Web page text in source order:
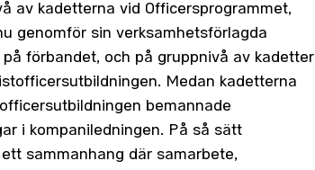
av kadetterna vid Officersprogrammet,
genomför sin verksamhetsförlagda
förbandet, och på gruppnivå av kadetter
Medan kadetterna
bemannade
i kompaniledningen. På så sätt
sammanhang där samarbete,